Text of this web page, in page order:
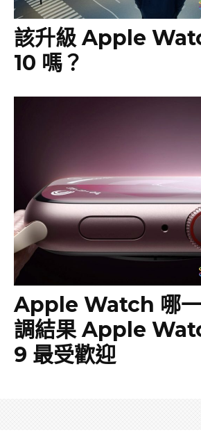
該升級 Apple
10 嗎？
Apple Watch 哪一
調結果 Apple
9 最受歡迎